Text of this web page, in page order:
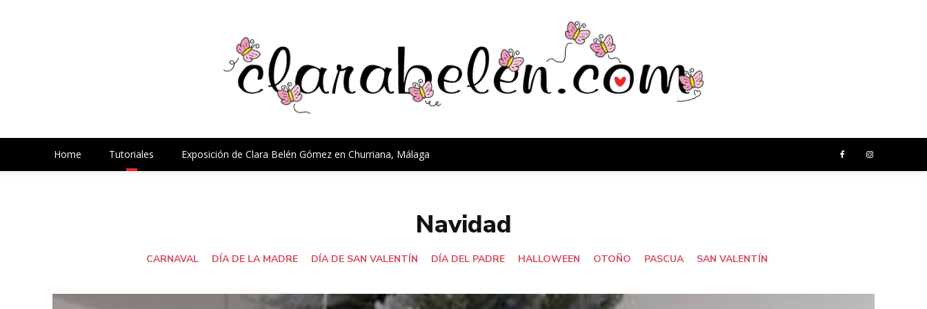
Home Tutoriales Exposición de Clara Belén Gómez en Churriana, Málaga
Navidad
CARNAVAL DÍA DE LA MADRE DÍA DE SAN VALENTÍN DÍA DEL PADRE HALLOWEEN OTOÑO PASCUA SAN VALENTÍN